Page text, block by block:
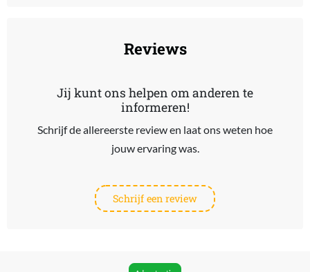
Reviews
Jij kunt ons helpen om anderen te
informeren!
Schrijf de allereerste review en laat ons weten hoe
jouw ervaring was.
Schrijf een review